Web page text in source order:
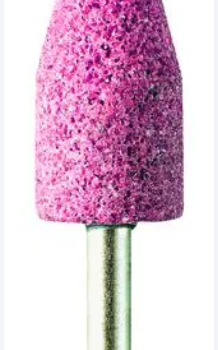
¡Hola! Soy el asesor virtual de Ferretería El Arroyo.
Cuéntame qué necesitas y te ayudo a encontrarlo,
aunque no sepas el nombre exacto